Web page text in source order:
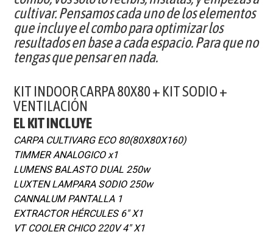
cultivar. Pensamos cada uno de los elementos
que incluye el combo para optimizar los
resultados en base a cada espacio. Para que no
tengas que pensar en nada.
KIT INDOOR CARPA 80X80 + KIT SODIO +
VENTILACIÓN
EL KIT INCLUYE
CARPA CULTIVARG ECO 80(80X80X160)
TIMMER ANALOGICO x1
LUMENS BALASTO DUAL 250w
LUXTEN LAMPARA SODIO 250w
CANNALUM PANTALLA 1
EXTRACTOR HÉRCULES 6" X1
VT COOLER CHICO 220V 4" X1